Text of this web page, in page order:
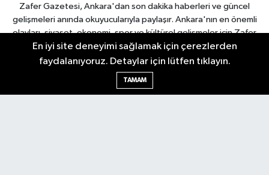
Zafer Gazetesi, Ankara'dan son dakika haberleri ve güncel
gelişmeleri anında okuyucularıyla paylaşır. Ankara'nın en önemli
olayları, siyaset, ekonomi, spor ve kültürel gelişmeler için Zafer
Gazetesi'ni takip edin. Başkentin güvendiği haber kaynağı.
En iyi site deneyimi sağlamak için çerezlerden
faydalanıyoruz. Detaylar için lütfen tıklayın.
TAMAM